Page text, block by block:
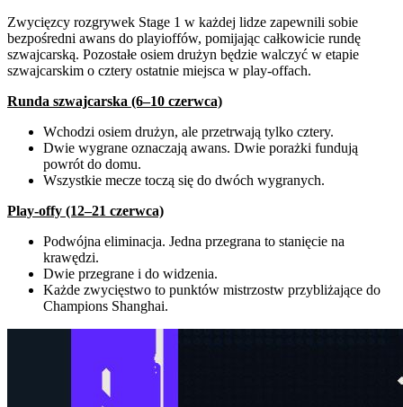
Zwycięzcy rozgrywek Stage 1 w każdej lidze zapewnili sobie
bezpośredni awans do playioffów, pomijając całkowicie rundę
szwajcarską. Pozostałe osiem drużyn będzie walczyć w etapie
szwajcarskim o cztery ostatnie miejsca w play-offach.
Runda szwajcarska (6–10 czerwca)
Wchodzi osiem drużyn, ale przetrwają tylko cztery.
Dwie wygrane oznaczają awans. Dwie porażki fundują
powrót do domu.
Wszystkie mecze toczą się do dwóch wygranych.
Play-offy (12–21 czerwca)
Podwójna eliminacja. Jedna przegrana to stanięcie na
krawędzi.
Dwie przegrane i do widzenia.
Każde zwycięstwo to punktów mistrzostw przybliżające do
Champions Shanghai.